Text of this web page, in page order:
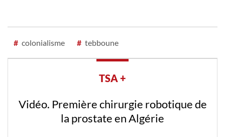
# colonialisme # tebboune
TSA +
Vidéo. Première chirurgie robotique de
la prostate en Algérie